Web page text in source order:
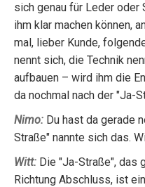
sich genau für Leder oder
ihm klar machen können,
mal, lieber Kunde,
nennt sich, die Technik
aufbauen – wird ihm die
da nochmal nach der "Ja-
Nimo: Du hast da gerade
Straße" nannte sich das.
Witt: Die "Ja-Straße", das
Richtung Abschluss, ist